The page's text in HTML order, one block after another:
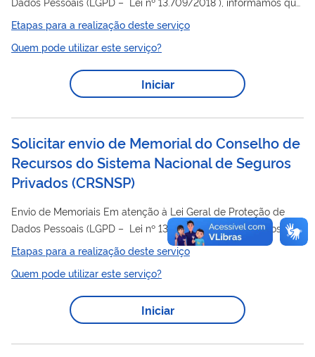
a partir de 23 de setembro de 2025, o envio de memoriais ao
CRSFN deverá ser realizado
exclusivamente por peticionamento intercorrente no processo
administrativo correspondente, por meio do sistema SEI.
Recomendamos que o cadastro como usuário externo SEI
Isso assegura o...
Etapas para a realização deste serviço
Quem pode utilizar este serviço?
Iniciar
Solicitar envio de Memorial do Conselho de
Recursos do Sistema Nacional de Seguros
Privados (CRSNSP)
Envio de Memoriais Em atenção à Lei Geral de Proteção de
Dados Pessoais (LGPD – Lei nº 13.709/2018 ), informamos que,
a partir de 23 de setembro de 2025, o envio de memoriais ao
CRSNSP deverá ser realizado
exclusivamente por peticionamento intercorrente no processo
administrativo correspondente, por meio do sistema SEI.
Recomendamos que o cadastro como usuário externo SEI
Isso assegura o envio correto e dentro do prazo...
Etapas para a realização deste serviço
Quem pode utilizar este serviço?
Iniciar